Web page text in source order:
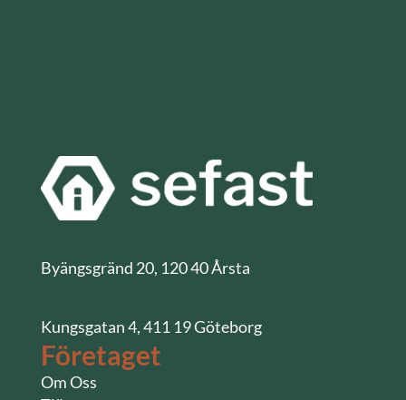
Byängsgränd 20, 120 40 Årsta
Kungsgatan 4, 411 19 Göteborg
Företaget
Om Oss